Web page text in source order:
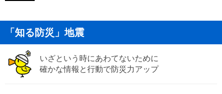
「知る防災」地震
いざという時にあわてないために
確かな情報と行動で防災力アップ